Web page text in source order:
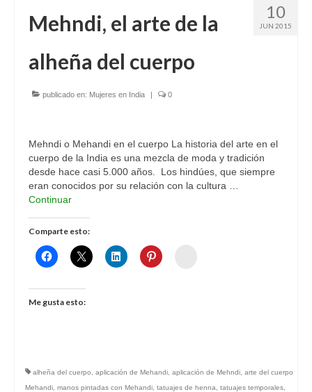
10
JUN 2015
Mehndi, el arte de la
alheña del cuerpo
publicado en: Mujeres en India | 0
Mehndi o Mehandi en el cuerpo La historia del arte en el
cuerpo de la India es una mezcla de moda y tradición
desde hace casi 5.000 años. Los hindúes, que siempre
eran conocidos por su relación con la cultura …
Continuar
Comparte esto:
Me gusta esto:
alheña del cuerpo aplicación de Mehandi aplicación de Mehndi arte del cuerpo
Mehandi manos pintadas con Mehandi tatuajes de henna tatuajes temporales